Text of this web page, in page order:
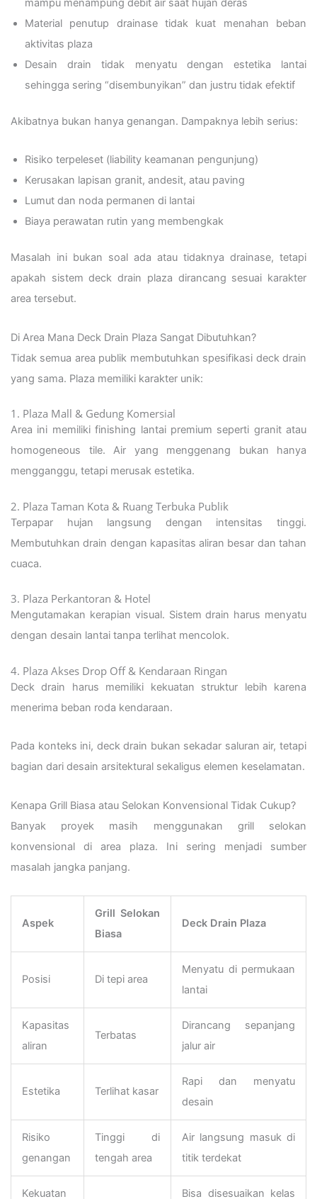
mampu menampung debit air saat hujan deras
Material penutup drainase tidak kuat menahan beban
aktivitas plaza
Desain drain tidak menyatu dengan estetika lantai
sehingga sering “disembunyikan” dan justru tidak efektif
Akibatnya bukan hanya genangan. Dampaknya lebih serius:
Risiko terpeleset (liability keamanan pengunjung)
Kerusakan lapisan granit, andesit, atau paving
Lumut dan noda permanen di lantai
Biaya perawatan rutin yang membengkak
Masalah ini bukan soal ada atau tidaknya drainase, tetapi
apakah sistem deck drain plaza dirancang sesuai karakter
area tersebut.
Di Area Mana Deck Drain Plaza Sangat Dibutuhkan?
Tidak semua area publik membutuhkan spesifikasi deck drain
yang sama. Plaza memiliki karakter unik:
1. Plaza Mall & Gedung Komersial
Area ini memiliki finishing lantai premium seperti granit atau
homogeneous tile. Air yang menggenang bukan hanya
mengganggu, tetapi merusak estetika.
2. Plaza Taman Kota & Ruang Terbuka Publik
Terpapar hujan langsung dengan intensitas tinggi.
Membutuhkan drain dengan kapasitas aliran besar dan tahan
cuaca.
3. Plaza Perkantoran & Hotel
Mengutamakan kerapian visual. Sistem drain harus menyatu
dengan desain lantai tanpa terlihat mencolok.
4. Plaza Akses Drop Off & Kendaraan Ringan
Deck drain harus memiliki kekuatan struktur lebih karena
menerima beban roda kendaraan.
Pada konteks ini, deck drain bukan sekadar saluran air, tetapi
bagian dari desain arsitektural sekaligus elemen keselamatan.
Kenapa Grill Biasa atau Selokan Konvensional Tidak Cukup?
Banyak proyek masih menggunakan grill selokan
konvensional di area plaza. Ini sering menjadi sumber
masalah jangka panjang.
Aspek
Grill Selokan
Biasa
Deck Drain Plaza
Posisi Di tepi area
Menyatu di permukaan
lantai
Kapasitas
aliran
Terbatas
Dirancang sepanjang
jalur air
Estetika Terlihat kasar
Rapi dan menyatu
desain
Risiko
genangan
Tinggi di
tengah area
Air langsung masuk di
titik terdekat
Kekuatan Bisa disesuaikan kelas